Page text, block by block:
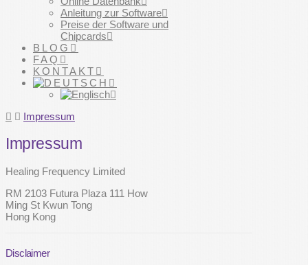
Anleitung zur Software
Preise der Software und
Chipcards
BLOG
FAQ
KONTAKT
Home
Impressum
Impressum
Healing Frequency Limited
RM 2103 Futura Plaza 111 How
Ming St Kwun Tong
Hong Kong
Disclaimer